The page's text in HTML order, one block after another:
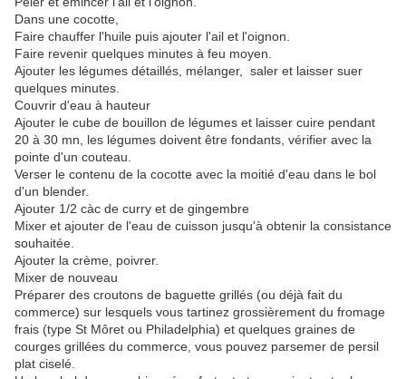
Dans une cocotte,
Faire chauffer l'huile puis ajouter l'ail et l'oignon.
Faire revenir quelques minutes à feu moyen.
Ajouter les légumes détaillés, mélanger, saler et laisser suer
quelques minutes.
Couvrir d'eau à hauteur
Ajouter le cube de bouillon de légumes et laisser cuire pendant
20 à 30 mn, les légumes doivent être fondants, vérifier avec la
pointe d'un couteau.
Verser le contenu de la cocotte avec la moitié d'eau dans le bol
d'un blender.
Ajouter 1/2 càc de curry et de gingembre
Mixer et ajouter de l'eau de cuisson jusqu'à obtenir la consistance
souhaitée.
Ajouter la crème, poivrer.
Mixer de nouveau
Préparer des croutons de baguette grillés (ou déjà fait du
commerce) sur lesquels vous tartinez grossièrement du fromage
frais (type St Môret ou Philadelphia) et quelques graines de
courges grillées du commerce, vous pouvez parsemer de persil
plat ciselé.